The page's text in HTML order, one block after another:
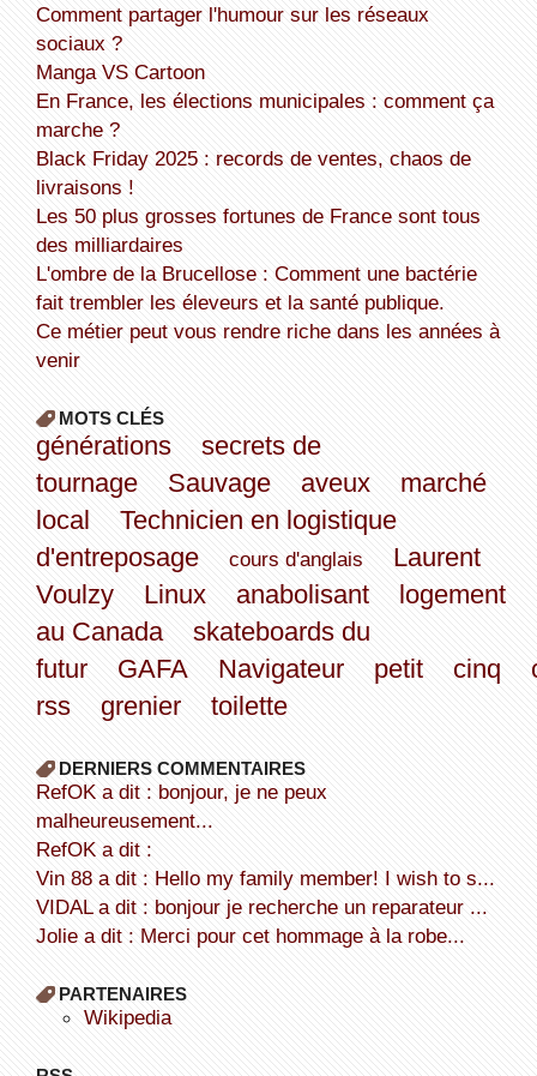
Comment partager l'humour sur les réseaux
sociaux ?
Manga VS Cartoon
En France, les élections municipales : comment ça
marche ?
Black Friday 2025 : records de ventes, chaos de
livraisons !
Les 50 plus grosses fortunes de France sont tous
des milliardaires
L'ombre de la Brucellose : Comment une bactérie
fait trembler les éleveurs et la santé publique.
Ce métier peut vous rendre riche dans les années à
venir
MOTS CLÉS
générations
secrets de
tournage
Sauvage aveux
marché
local
Technicien en logistique
d'entreposage
cours d'anglais
Laurent
Voulzy
Linux anabolisant
logement
au Canada
skateboards du
futur
GAFA Navigateur petit cinq
rss
grenier toilette
DERNIERS COMMENTAIRES
refOK a dit : bonjour, je ne peux
malheureusement...
refOK a dit :
Vin 88 a dit : Hello my family member! I wish to s...
VIDAL a dit : bonjour je recherche un reparateur ...
Jolie a dit : Merci pour cet hommage à la robe...
PARTENAIRES
wikipedia